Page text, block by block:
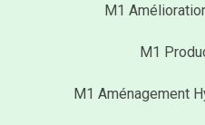
M1
M1
M1 Aménagement